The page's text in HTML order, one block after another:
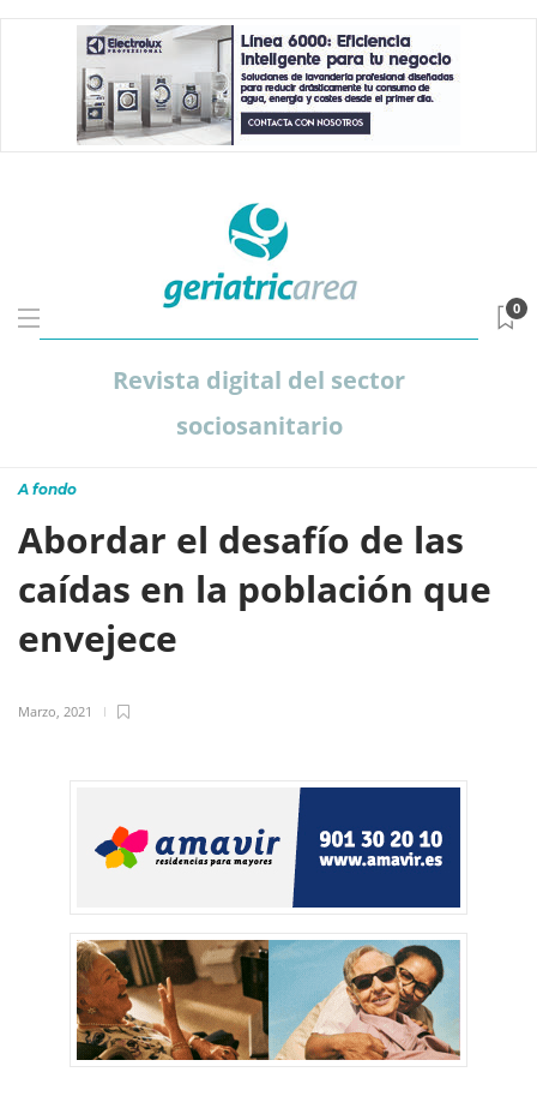
Revista digital del sector
sociosanitario
0
A fondo
Abordar el desafío de las
caídas en la población que
envejece
Marzo, 2021